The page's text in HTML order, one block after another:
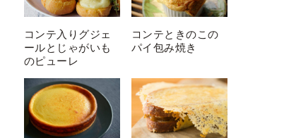
コンテ入りグジェ
ールとじゃがいも
のピューレ
コンテときのこの
パイ包み焼き